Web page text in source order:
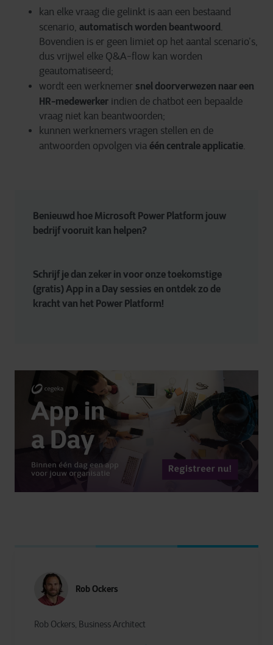
kan elke vraag die gelinkt is aan een bestaand
scenario, automatisch worden beantwoord .
Bovendien is er geen limiet op het aantal scenario’s,
dus vrijwel elke Q&A-flow kan worden
geautomatiseerd;
wordt een werknemer snel doorverwezen naar een
HR-medewerker indien de chatbot een bepaalde
vraag niet kan beantwoorden;
kunnen werknemers vragen stellen en de
antwoorden opvolgen via één centrale applicatie.
Benieuwd hoe Microsoft Power Platform jouw
bedrijf vooruit kan helpen?
Schrijf je dan zeker in voor onze toekomstige
(gratis) App in a Day sessies en ontdek zo de
kracht van het Power Platform!
Rob Ockers
Rob Ockers, Business Architect